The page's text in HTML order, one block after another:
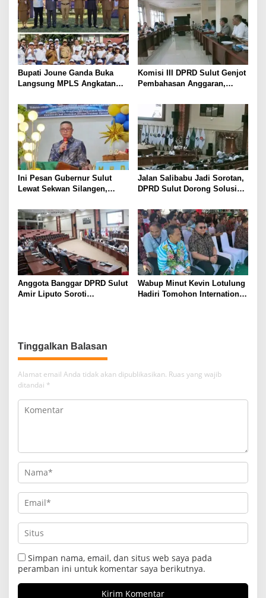
Bupati Joune Ganda Buka
Langsung MPLS Angkatan
Terintegrasi 4 Minut
Komisi III DPRD Sulut Genjot
Pembahasan Anggaran,
Perkiraan hingga Kebutuhan
Mendesak SKPD
Ini Pesan Gubernur Sulut
Lewat Sekwan Silangen,
92 GMIM Syalom Molas
Jalan Salibabu Jadi Sorotan,
DPRD Sulut Dorong Solusi
Anggota Banggar DPRD Sulut
Amir Liputo Soroti
Wabup Minut Kevin Lotulung
Hadiri Tomohon International
Tinggalkan Balasan
Alamat email Anda tidak akan dipublikasikan. Ruas yang wajib
ditandai *
Simpan nama, email, dan situs web saya pada
peramban ini untuk komentar saya berikutnya.